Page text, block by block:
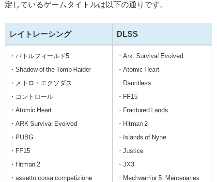
定しているゲームタイトルは以下の通りです。
レイトレーシング DLSS
レイトレーシング DLSS
・バトルフィールド5
・Shadow of the Tomb Raider
・メトロ・エクソダス
・コントロール
・Atomic Heart
・ARK Survival Evolved
・PUBG
・FF15
・Hitman 2
・assetto corsa competizione
・Ark: Survival Evolved
・Atomic Heart
・Dauntless
・FF15
・Fractured Lands
・Hitman 2
・Islands of Nyne
・Justice
・JX3
・Mechwarrior 5: Mercenaries